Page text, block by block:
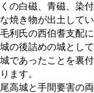
の白磁、青磁、染付
焼き物が出土してい
利氏の西伯耆支配に
の後詰めの城として
であったことを裏付
ます。
高城と手間要害の両